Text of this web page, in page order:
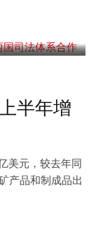
半年增
美元，较去年同
产品和制成品出